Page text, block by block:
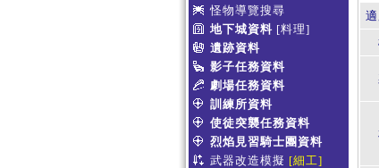
怪物導覽搜尋
地下城資料 [料理]
遺跡資料
影子任務資料
劇場任務資料
訓練所資料
使徒突襲任務資料
烈焰見習騎士團資料
武器改造模擬 [細工]